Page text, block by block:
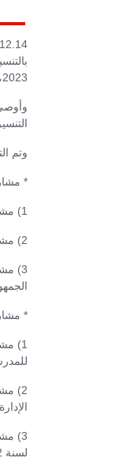
2023، الإشراف على اجتماع مجلس الوزراء، بقصر الحكومة بالقصبة.
وتم
*
1) مشروع قانون يتعلق بإصدار مجلة أملاك الدولة.
2) مشروع قانون يتعلق بمكافحة المنشطات في مجال الرياضة.
3)
الجمهورية
*
لسنة 2022 المؤرخ في 22 ديسمبر 2022 المتعلق بقانون المالية لسنة 2023.